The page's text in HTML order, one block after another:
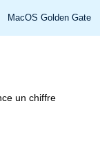
MacOS Golden Gate
un chiffre